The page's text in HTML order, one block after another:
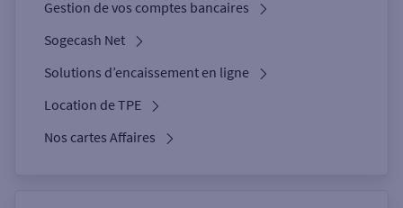
Gestion de vos comptes bancaires
Sogecash Net
Solutions d’encaissement en ligne
Location de TPE
Nos cartes Affaires